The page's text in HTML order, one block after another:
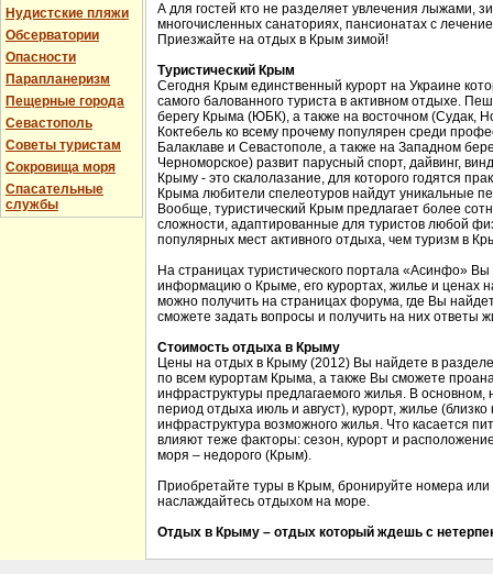
Нудистские пляжи
Обсерватории
Опасности
Парапланеризм
Пещерные города
Севастополь
Советы туристам
Сокровища моря
Спасательные
службы
А для гостей кто не разделяет увлечения лыжами,
многочисленных санаториях, пансионатах с
Приезжайте на отдых в Крым зимой!
Туристический Крым
Сегодня Крым единственный курорт на Украине
самого балованного туриста в активном отдыхе.
берегу Крыма (ЮБК), а также на восточном (Судак,
Коктебель ко всему прочему популярен среди
Балаклаве и Севастополе, а также на Западном
Черноморское) развит парусный спорт, дайвинг,
Крыму - это скалолазание, для которого годятся
Крыма любители спелеотуров найдут уникальные
Вообще, туристический Крым предлагает более
сложности, адаптированные для туристов любой
популярных мест активного отдыха, чем туризм в
На страницах туристического портала «Асинфо»
информацию о Крыме, его курортах, жилье и ценах
можно получить на страницах форума, где Вы
сможете задать вопросы и получить на них ответы
Стоимость отдыха в Крыму
Цены на отдых в Крыму (2012) Вы найдете в
по всем курортам Крыма, а также Вы сможете
инфраструктуры предлагаемого жилья. В
период отдыха июль и август), курорт, жилье
инфраструктура возможного жилья. Что касается
влияют теже факторы: сезон, курорт и
моря – недорого (Крым).
Приобретайте туры в Крым, бронируйте номера
наслаждайтесь отдыхом на море.
Отдых в Крыму – отдых который ждешь с